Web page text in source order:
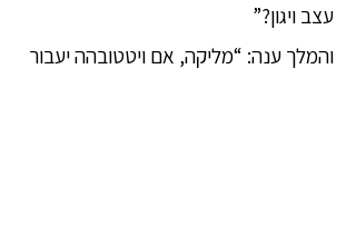
עצב ויגון?”
והמלך ענה: “מליקה, אם ויטטובהה יעבור